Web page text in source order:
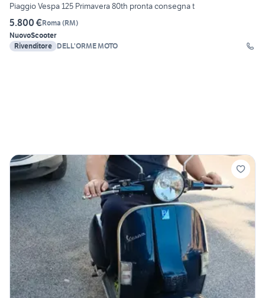
Piaggio Vespa 125 Primavera 80th pronta consegna t
5.800 €Roma (RM)
NuovoScooter
Rivenditore DELL'ORME MOTO